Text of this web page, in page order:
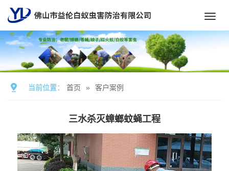
当前位置： 首页 » 客户案例
三水杀灭蟑螂蚊蝇工程